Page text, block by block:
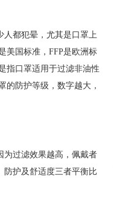
都犯晕，尤其是口罩上
美国标准，FFP是欧洲标
指口罩适用于过滤非油性
的防护等级，数字越大，
过滤效果越高，佩戴者
防护及舒适度三者平衡比